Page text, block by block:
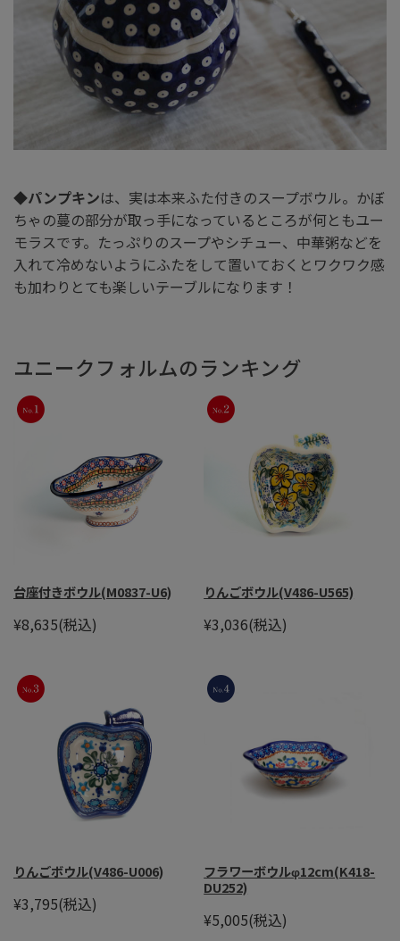
◆パンプキンは、実は本来ふた付きのスープボウル。かぼ
ちゃの蔓の部分が取っ手になっているところが何ともユー
モラスです。たっぷりのスープやシチュー、中華粥などを
入れて冷めないようにふたをして置いておくとワクワク感
も加わりとても楽しいテーブルになります！
ユニークフォルムのランキング
台座付きボウル(M0837-U6)
¥8,635(税込)
りんごボウル(V486-U565)
¥3,036(税込)
りんごボウル(V486-U006)
¥3,795(税込)
フラワーボウルφ12cm(K418-
DU252)
¥5,005(税込)